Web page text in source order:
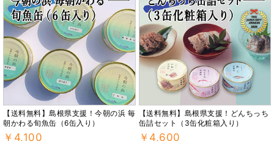
【送料無料】島根県支援！今朝の浜 毎
朝かわる旬魚缶（6缶入り）
￥4,100
【送料無料】島根県支援！どんちっち
缶詰セット（3缶化粧箱入り）
￥4,600